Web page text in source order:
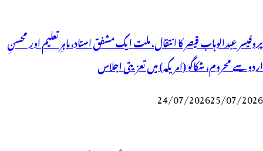
پروفیسر عبدالوہاب قیصر کا انتقال، ملت ایک مشفق استاد، ماہرِتعلیم اور محسنِ
اردو سے محروم، شکاگو (امریکہ) میں تعزیتی اجلاس
24/07/202625/07/2026